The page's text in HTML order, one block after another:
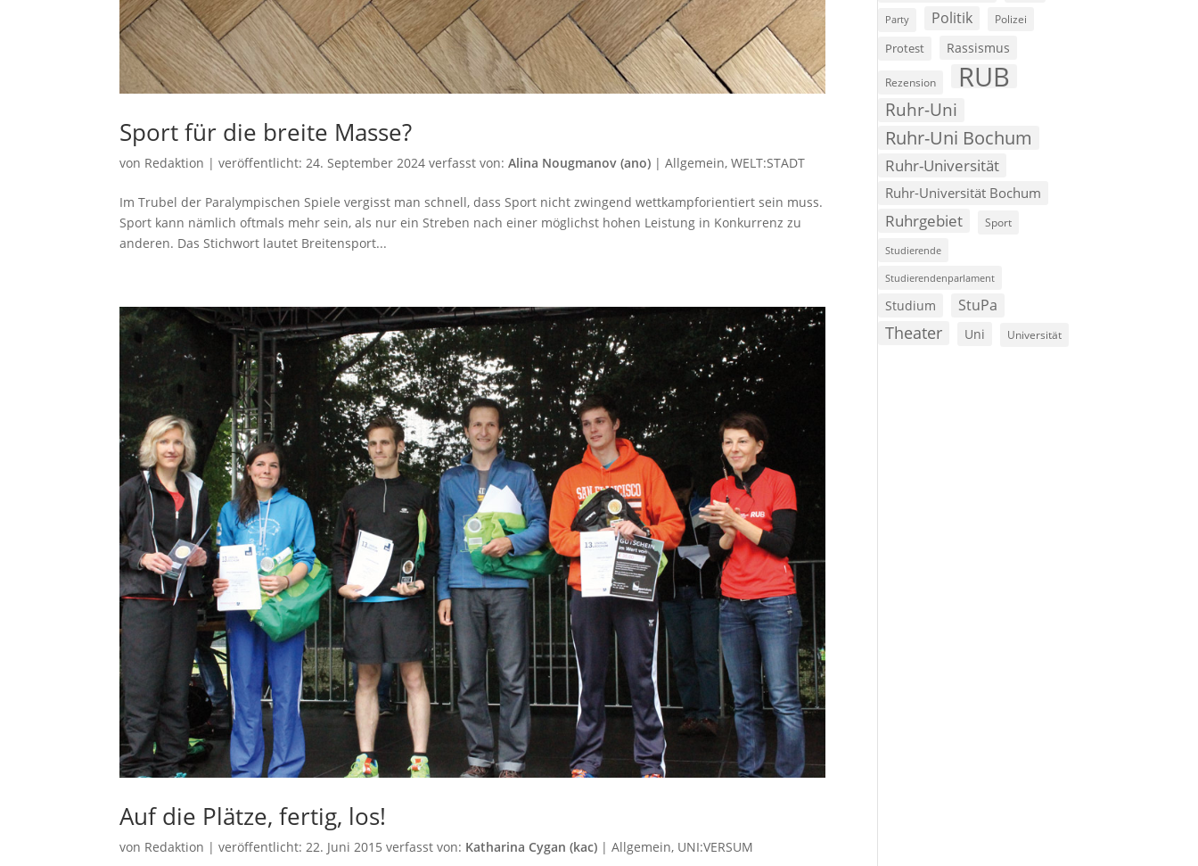
Sport für die breite Masse?
von Redaktion |veröffentlicht: 24. September 2024 verfasst von:Alina Nougmanov (ano) |Allgemein,WELT:STADT
Im Trubel der Paralympischen Spiele vergisst man schnell, dass Sport nicht zwingend wettkampforientiert sein muss.
Sport kann nämlich oftmals mehr sein, als nur ein Streben nach einer möglichst hohen Leistung in Konkurrenz zu
anderen. Das Stichwort lautet Breitensport...
Auf die Plätze, fertig, los!
von Redaktion |veröffentlicht: 22. Juni 2015 verfasst von: Katharina Cygan (kac) |Allgemein, UNI:VERSUM
Party Politik Polizei
Protest Rassismus
Rezension RUB
Ruhr-Uni
Ruhr-Uni Bochum
Ruhr-Universität
Ruhr-Universität Bochum
Ruhrgebiet Sport
Studierende
Studierendenparlament
Studium StuPa
Theater Uni Universität